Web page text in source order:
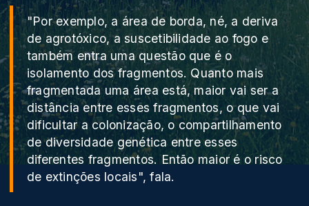
"Por exemplo, a área de borda, né, a deriva
de agrotóxico, a suscetibilidade ao fogo e
também entra uma questão que é o
isolamento dos fragmentos. Quanto mais
fragmentada uma área está, maior vai ser a
distância entre esses fragmentos, o que vai
dificultar a colonização, o compartilhamento
de diversidade genética entre esses
diferentes fragmentos. Então maior é o risco
de extinções locais", fala.